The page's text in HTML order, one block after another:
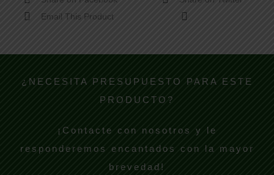
Email This Product
¿NECESITA PRESUPUESTO PARA ESTE
PRODUCTO?
¡Contacte con nosotros y le
responderemos encantados con la mayor
brevedad!